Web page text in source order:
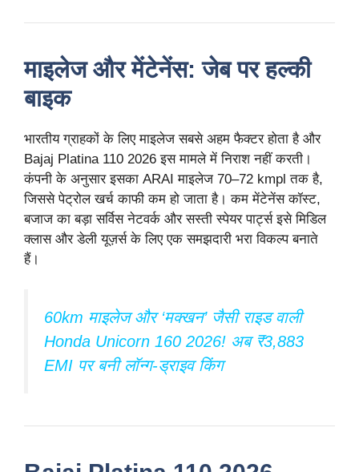
माइलेज और मेंटेनेंस: जेब पर हल्की
बाइक
भारतीय ग्राहकों के लिए माइलेज सबसे अहम फैक्टर होता है और
Bajaj Platina 110 2026 इस मामले में निराश नहीं करती।
कंपनी के अनुसार इसका ARAI माइलेज 70–72 kmpl तक है,
जिससे पेट्रोल खर्च काफी कम हो जाता है। कम मेंटेनेंस कॉस्ट,
बजाज का बड़ा सर्विस नेटवर्क और सस्ती स्पेयर पार्ट्स इसे मिडिल
क्लास और डेली यूज़र्स के लिए एक समझदारी भरा विकल्प बनाते
हैं।
60km माइलेज और ‘मक्खन’ जैसी राइड वाली
Honda Unicorn 160 2026! अब ₹3,883
EMI पर बनी लॉन्ग-ड्राइव किंग